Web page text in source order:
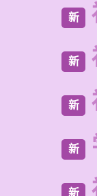
新
新
新
新
新